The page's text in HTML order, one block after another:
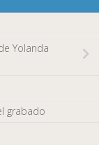
Yolanda
grabado